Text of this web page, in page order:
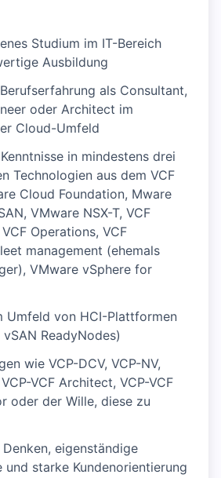
Studium im IT-Bereich
Ausbildung
als Consultant,
oder Architect im
Cloud-Umfeld
in mindestens drei
Technologien aus dem VCF
Cloud Foundation, Mware
VMware NSX-T, VCF
Operations, VCF
management (ehemals
VMware vSphere for
Umfeld von HCI-Plattformen
vSAN ReadyNodes)
wie VCP-DCV, VCP-NV,
VCF Architect, VCP-VCF
oder der Wille, diese zu
eigenständige
und starke Kundenorientierung